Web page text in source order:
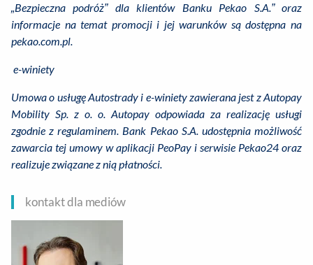
„Bezpieczna podróż” dla klientów Banku Pekao S.A.” oraz
informacje na temat promocji i jej warunków są dostępna na
pekao.com.pl.
e-winiety
Umowa o usługę Autostrady i e-winiety zawierana jest z Autopay
Mobility Sp. z o. o. Autopay odpowiada za realizację usługi
zgodnie z regulaminem. Bank Pekao S.A. udostępnia możliwość
zawarcia tej umowy w aplikacji PeoPay i serwisie Pekao24 oraz
realizuje związane z nią płatności.
kontakt dla mediów